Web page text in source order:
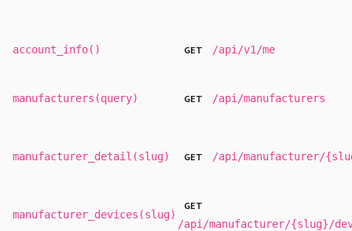
account_info() GET /api/v1/me
manufacturers(query) GET /api/manufacturers
manufacturer_detail(slug) GET /api/manufacturer/
manufacturer_devices(slug)
GET
/api/manufacturer/{slug}/